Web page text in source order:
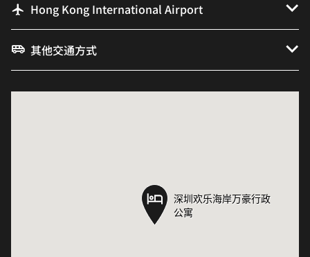
Hong Kong International Airport
其他交通方式
深圳欢乐海岸万豪行政
公寓
深圳欢乐海岸万豪行政
公寓